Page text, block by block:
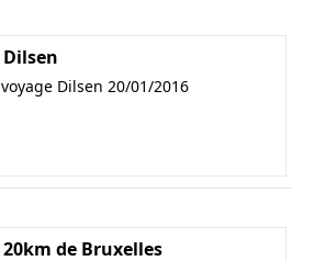
Dilsen
voyage Dilsen 20/01/2016
20km de Bruxelles